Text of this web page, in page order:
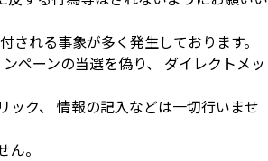
れる事象が多く発生しております。
ペーンの当選を偽り、 ダイレクトメッ
ク、 情報の記入などは一切行いませ
。